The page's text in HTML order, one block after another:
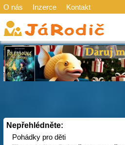
O nás Inzerce Kontakt
Nepřehlédněte:
Pohádky pro děti